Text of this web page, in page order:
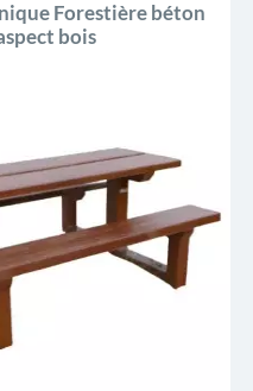
Forestière béton
bois